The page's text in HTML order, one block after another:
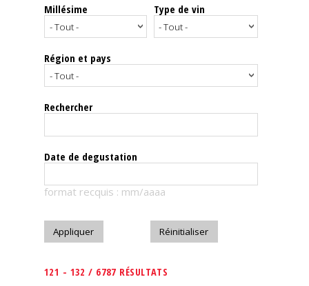
Notes
dégustation
Le
magazine
Télécharger
Millésime Type de vin
Région et pays
Rechercher
Date de degustation
format recquis : mm/aaaa
121 - 132 / 6787 RÉSULTATS